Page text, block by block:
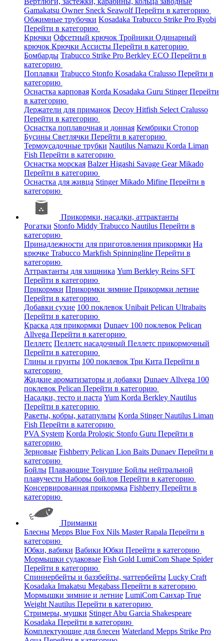
Gamakatsu Owner Sneck SeawolfПерейти в категорию
Обжимные трубочки Kosadaka Trabucco Strike Pro Ryobi
Перейти в категорию
Крючки Офсетный крючок Тройники Одинарный
крючок Крючки Ассисты Перейти в категорию
Бомбарды Trabucco Strike Pro Berkley ECO Перейти в
категорию
Поплавки Trabucco Stonfo Kosadaka Cralusso Перейти в
категорию
Оснастка карповая Korda Kosadaka Guru StingerПерейти
в категорию
Держатели для приманок Decoy Hitfish Select Cralusso
Перейти в категорию
Оснастка поплавочная и донная Кембрики Стопор
Бусины Светлячки Перейти в категорию
Термоусадочные трубки Nautilus Namazu Korda Liman
Fish Перейти в категорию
Оснастка морская BalzerHigashi Savage GearMikado
Перейти в категорию
Оснастка для живца StingerMikado Mifine Перейти в
категорию
Прикормки, насадки, аттрактанты
Рогатки Stonfo Middy Trabucco Nautilus Перейти в
категорию
Принадлежности для приготовления прикормки На
крючке Trabucco Markfish Spinningline Перейти в
категорию
Аттрактанты для хищника Yum Berkley Reins SFT
Перейти в категорию
Прикормки Прикормки зимние Прикормки летние
Перейти в категорию
Добавки сухие 100 поклевок Unibait Pelican Ultrabaits
Перейти в категорию
Краска для прикормки Dunaev 100 поклевок Pelican
Allvega Перейти в категорию
Пеллетс Пеллетс насадочный Пеллетс прикормочный
Перейти в категорию
Глины и грунты 100 поклевок Три Кита Перейти в
категорию
Жидкие ароматизаторы и добавки Dunaev Allvega 100
поклевок Pelican Перейти в категорию
Насадки, тесто и паста Yum Korda Berkley Nautilus
Перейти в категорию
Ракеты, кобры, катапульты Korda StingerNautilus Liman
Fish Перейти в категорию
PVA System Korda Prologic Stonfo Guru Перейти в
категорию
Зерновые Fishberry Pelican Lion Baits Dunaev Перейти в
категорию
Бойлы Плавающие Тонущие Бойлы нейтральной
плавучести Наборы бойлов Перейти в категорию
Консервированная прикормка Fishberry Перейти в
категорию
Приманки
Блесны Mepps Blue Fox Nils MasterRapala Перейти в
категорию
Юбки, вабики Вабики Юбки Перейти в категорию
Мормышки судаковые Fish Gold LumiCom Shape Spider
Перейти в категорию
Спиннербейты и баззбейты, чаттербейты Lucky Craft
Kosadaka Imakatsu Megabass Перейти в категорию
Мормышки зимние и летние LumiCom Санхар True
Weight Nautilus Перейти в категорию
Стримеры, мушки StingerAbu Garcia Shakespeare
Kosadaka Перейти в категорию
Комплектующие для блесен Waterland Mepps Strike Pro